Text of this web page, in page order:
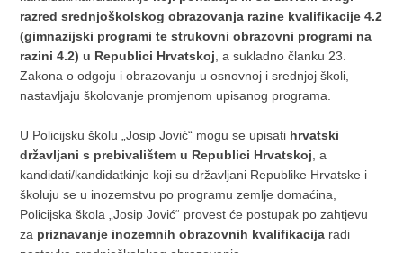
razred srednjoškolskog obrazovanja razine kvalifikacije 4.2
(gimnazijski programi te strukovni obrazovni programi na
razini 4.2) u Republici Hrvatskoj , a sukladno članku 23.
Zakona o odgoju i obrazovanju u osnovnoj i srednjoj školi,
nastavljaju školovanje promjenom upisanog programa.
U Policijsku školu „Josip Jović“ mogu se upisati hrvatski
državljani s prebivalištem u Republici Hrvatskoj , a
kandidati/kandidatkinje koji su državljani Republike Hrvatske i
školuju se u inozemstvu po programu zemlje domaćina,
Policijska škola „Josip Jović“ provest će postupak po zahtjevu
za priznavanje inozemnih obrazovnih kvalifikacija radi